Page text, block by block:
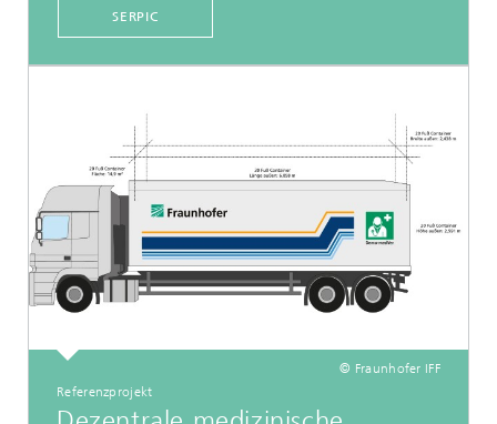
SERPIC
© Fraunhofer IFF
Referenzprojekt